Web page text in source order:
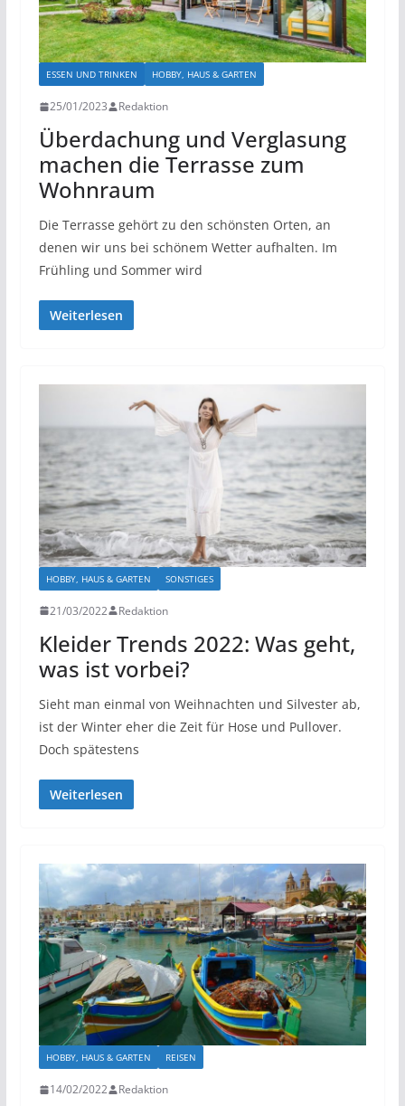
ESSEN UND TRINKEN HOBBY, HAUS & GARTEN
25/01/2023 Redaktion
Überdachung und Verglasung
machen die Terrasse zum
Wohnraum
Die Terrasse gehört zu den schönsten Orten, an
denen wir uns bei schönem Wetter aufhalten. Im
Frühling und Sommer wird
Weiterlesen
HOBBY, HAUS & GARTEN SONSTIGES
21/03/2022 Redaktion
Kleider Trends 2022: Was geht,
was ist vorbei?
Sieht man einmal von Weihnachten und Silvester ab,
ist der Winter eher die Zeit für Hose und Pullover.
Doch spätestens
Weiterlesen
HOBBY, HAUS & GARTEN REISEN
14/02/2022 Redaktion